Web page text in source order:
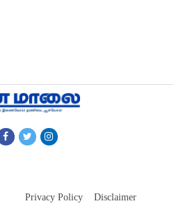
Privacy Policy Disclaimer